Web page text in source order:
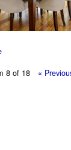
8 of 18 «